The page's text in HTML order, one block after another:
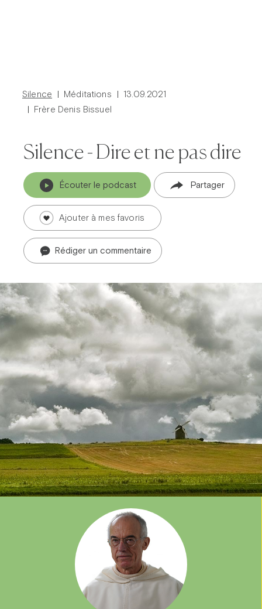
Prier dans la ville
Avent dans la ville
Carême dans la ville
ThéoDom
Théobule
Silence Méditations
13.09.2021
Frère Denis Bissuel
Silence - Dire et ne pas dire
Écouter le podcast Partager
Ajouter à mes favoris
Rédiger un commentaire